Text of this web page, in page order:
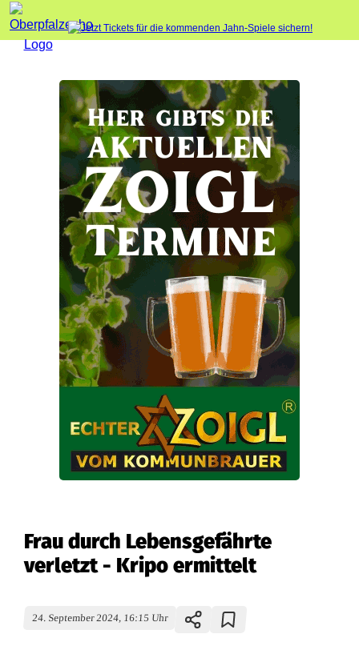
Frau durch Lebensgefährte
verletzt - Kripo ermittelt
24. September 2024, 16:15 Uhr